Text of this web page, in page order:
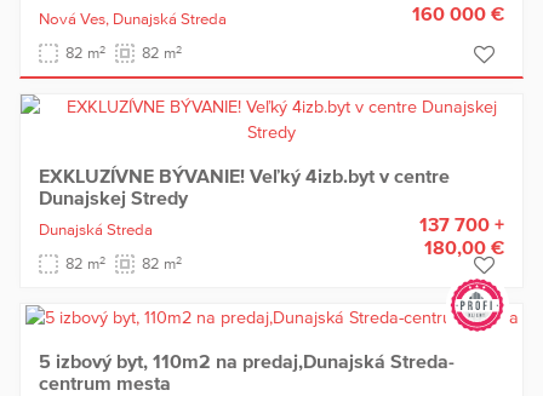
Nová Ves, Dunajská Streda
82 m2 82 m2
160 000 €
EXKLUZÍVNE BÝVANIE! Veľký 4izb.byt v centre
Dunajskej Stredy
Dunajská Streda
82 m2 82 m2
137 700 +
180,00 €
5 izbový byt, 110m2 na predaj,Dunajská Streda-
centrum mesta